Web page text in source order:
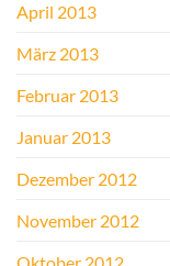
April 2013
März 2013
Februar 2013
Januar 2013
Dezember 2012
November 2012